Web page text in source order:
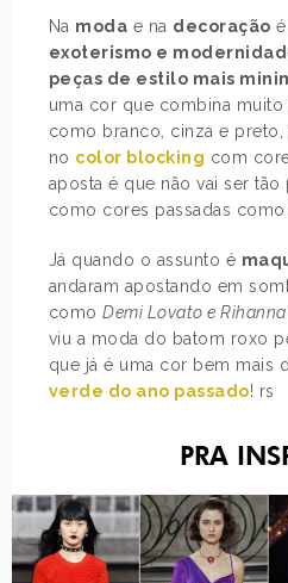
Na moda e na decoração
exoterismo e
peças de estilo mais
uma cor que combina
como branco, cinza e
no color blocking com
aposta é que não vai ser tão
como cores passadas como
Já quando o assunto é
andaram apostando em
comoDemi Lovato e Rihanna
viu a moda do batom roxo
que já é uma cor bem mais
verde do ano passado! rs
PRA